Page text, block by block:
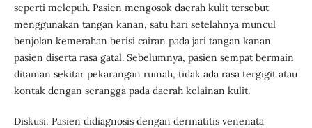
seperti melepuh. Pasien mengosok daerah kulit tersebut
menggunakan tangan kanan, satu hari setelahnya muncul
benjolan kemerahan berisi cairan pada jari tangan kanan
pasien diserta rasa gatal. Sebelumnya, pasien sempat bermain
ditaman sekitar pekarangan rumah, tidak ada rasa tergigit atau
kontak dengan serangga pada daerah kelainan kulit.
Diskusi: Pasien didiagnosis dengan dermatitis venenata